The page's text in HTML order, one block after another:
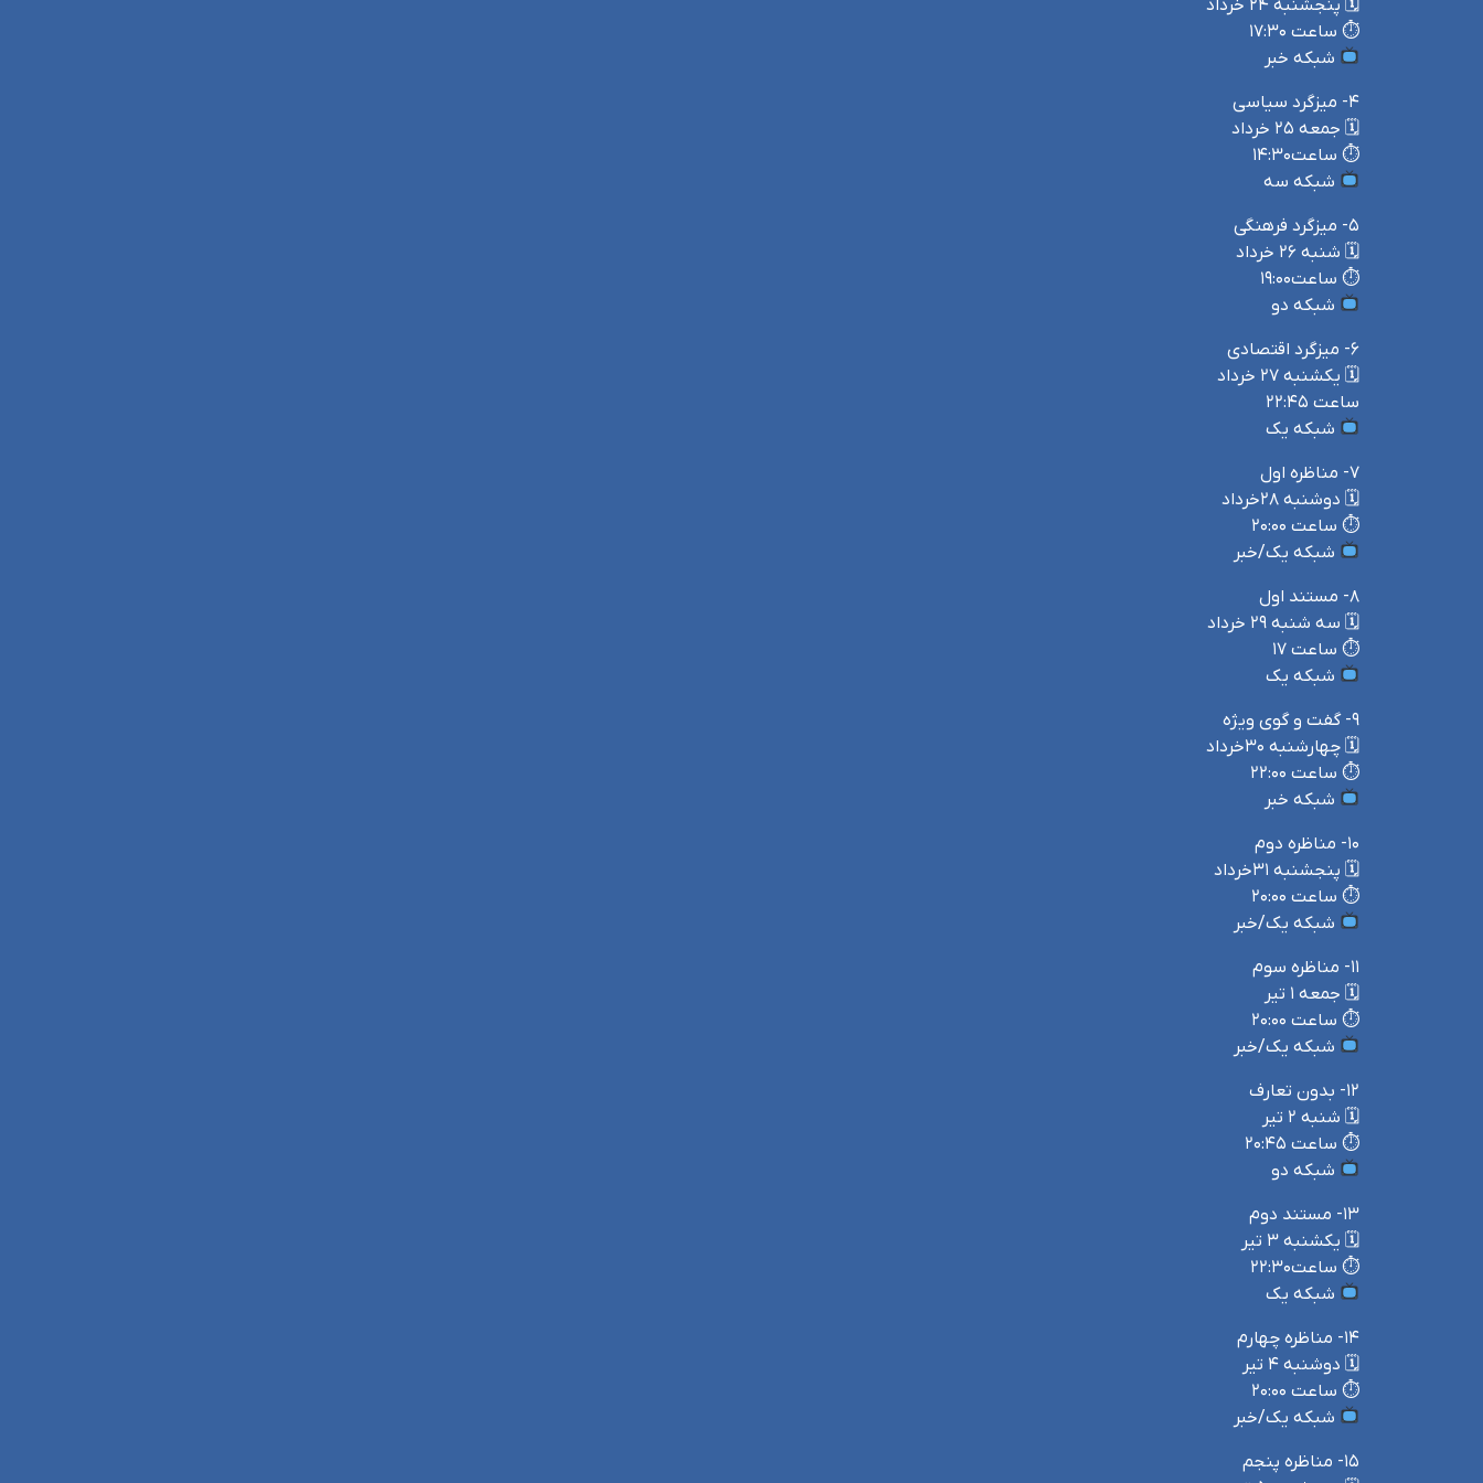
🗓 پنجشنبه ۲۴ خرداد
⏱ ساعت ۱۷:۳۰
شبکه خبر
۴- میزگرد سیاسی
🗓 جمعه ۲۵ خرداد
⏱ ساعت۱۴:۳۰
شبکه سه
۵- میزگرد فرهنگی
🗓 شنبه ۲۶ خرداد
⏱ ساعت۱۹:۰۰
شبکه دو
۶- میزگرد اقتصادی
🗓 یکشنبه ۲۷ خرداد
ساعت ۲۲:۴۵
شبکه یک
۷- مناظره اول
🗓 دوشنبه ۲۸خرداد
⏱ ساعت ۲۰:۰۰
شبکه یک/خبر
۸- مستند اول
🗓 سه شنبه ۲۹ خرداد
⏱ ساعت ۱۷
شبکه یک
۹- گفت و گوی ویژه
🗓 چهارشنبه ۳۰خرداد
⏱ ساعت ۲۲:۰۰
شبکه خبر
۱۰- مناظره دوم
🗓 پنجشنبه ۳۱خرداد
⏱ ساعت ۲۰:۰۰
شبکه یک/خبر
۱۱- مناظره سوم
🗓 جمعه ۱ تیر‌
⏱ ساعت ۲۰:۰۰
شبکه یک/خبر
۱۲- بدون تعارف
🗓 شنبه ۲ تیر
⏱ ساعت ۲۰:۴۵
شبکه دو
۱۳- مستند دوم
🗓 یکشنبه ۳ تیر
⏱ ساعت۲۲:۳۰
شبکه یک
۱۴- مناظره چهارم
🗓 دوشنبه ۴ تیر
⏱ ساعت ۲۰:۰۰
شبکه یک/خبر
۱۵- مناظره پنجم